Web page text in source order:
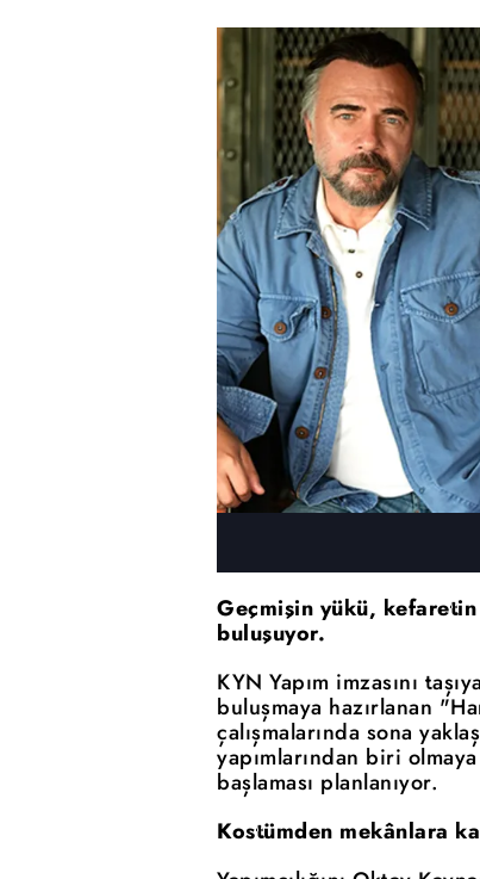
Geçmişin yükü,
buluşuyor.
KYN Yapım imzasını
buluşmaya hazırlanan
çalışmalarında sona
yapımlarından biri
başlaması planlanıyor.
Kostümden mekânlara